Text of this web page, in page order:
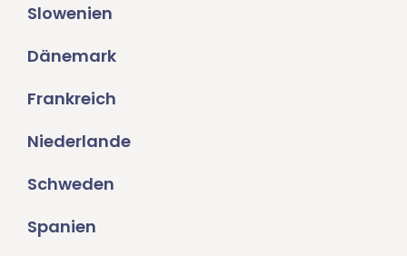
Slowenien
Dänemark
Frankreich
Niederlande
Schweden
Spanien